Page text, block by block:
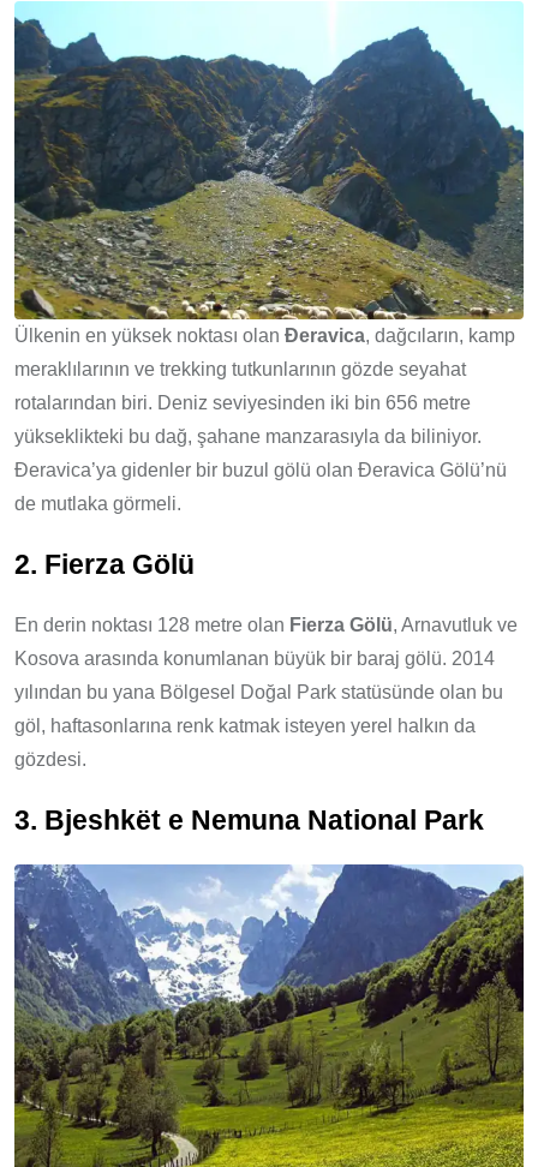
Ülkenin en yüksek noktası olan Đeravica, dağcıların, kamp
meraklılarının ve trekking tutkunlarının gözde seyahat
rotalarından biri. Deniz seviyesinden iki bin 656 metre
yükseklikteki bu dağ, şahane manzarasıyla da biliniyor.
Đeravica’ya gidenler bir buzul gölü olan Đeravica Gölü’nü
de mutlaka görmeli.
2. Fierza Gölü
En derin noktası 128 metre olan Fierza Gölü, Arnavutluk ve
Kosova arasında konumlanan büyük bir baraj gölü. 2014
yılından bu yana Bölgesel Doğal Park statüsünde olan bu
göl, haftasonlarına renk katmak isteyen yerel halkın da
gözdesi.
3. Bjeshkët e Nemuna National Park